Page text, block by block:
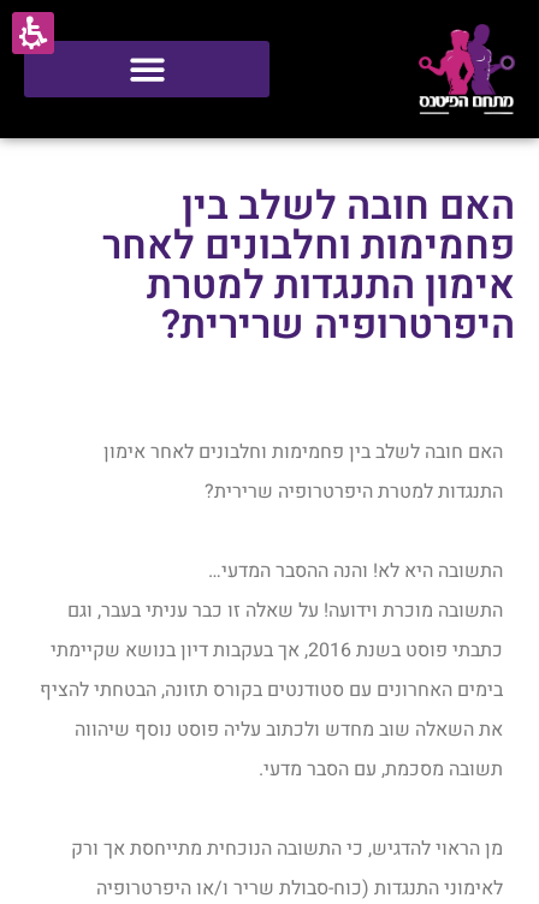
האם חובה לשלב בין
פחמימות וחלבונים לאחר
אימון התנגדות למטרת
היפרטרופיה שרירית?
האם חובה לשלב בין פחמימות וחלבונים לאחר אימון
התנגדות למטרת היפרטרופיה שרירית?
התשובה היא לא! והנה ההסבר המדעי…
התשובה מוכרת וידועה! על שאלה זו כבר עניתי בעבר, וגם
כתבתי פוסט בשנת 2016, אך בעקבות דיון בנושא שקיימתי
בימים האחרונים עם סטודנטים בקורס תזונה, הבטחתי להציף
את השאלה שוב מחדש ולכתוב עליה פוסט נוסף שיהווה
תשובה מסכמת, עם הסבר מדעי.
מן הראוי להדגיש, כי התשובה הנוכחית מתייחסת אך ורק
לאימוני התנגדות (כוח-סבולת שריר ו/או היפרטרופיה